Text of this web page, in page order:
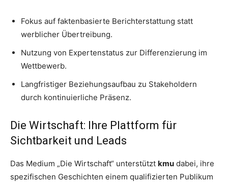
Fokus auf faktenbasierte Berichterstattung statt
werblicher Übertreibung.
Nutzung von Expertenstatus zur Differenzierung im
Wettbewerb.
Langfristiger Beziehungsaufbau zu Stakeholdern
durch kontinuierliche Präsenz.
Die Wirtschaft: Ihre Plattform für
Sichtbarkeit und Leads
Das Medium „Die Wirtschaft“ unterstützt kmu dabei, ihre
spezifischen Geschichten einem qualifizierten Publikum